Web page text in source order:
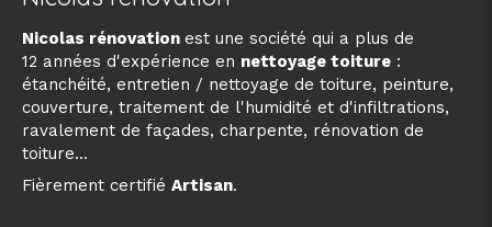
Nicolas rénovation est une société qui a plus de
12 années d'expérience en nettoyage toiture :
étanchéité, entretien / nettoyage de toiture, peinture,
couverture, traitement de l'humidité et d'infiltrations,
ravalement de façades, charpente, rénovation de
toiture...
Fièrement certifié Artisan.